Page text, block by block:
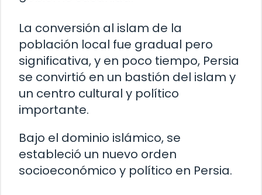
La conversión al islam de la
población local fue gradual pero
significativa, y en poco tiempo, Persia
se convirtió en un bastión del islam y
un centro cultural y político
importante.
Bajo el dominio islámico, se
estableció un nuevo orden
socioeconómico y político en Persia.